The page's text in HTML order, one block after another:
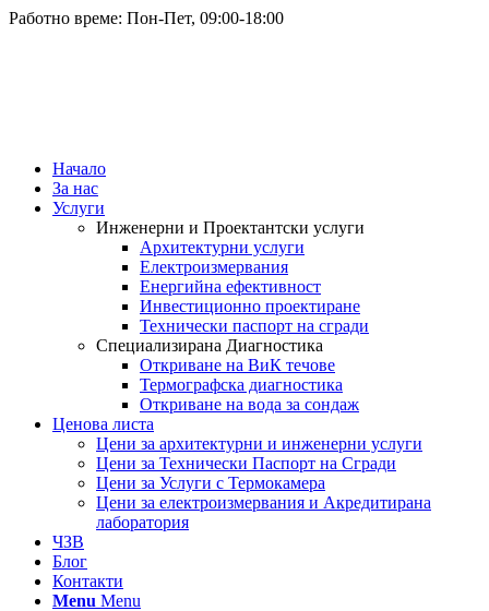
Работно време: Пон-Пет, 09:00-18:00
Начало
За нас
Услуги
Инженерни и Проектантски услуги
Архитектурни услуги
Електроизмервания
Енергийна ефективност
Инвестиционно проектиране
Технически паспорт на сгради
Специализирана Диагностика
Откриване на ВиК течове
Термографска диагностика
Откриване на вода за сондаж
Ценова листа
Цени за архитектурни и инженерни услуги
Цени за Технически Паспорт на Сгради
Цени за Услуги с Термокамера
Цени за електроизмервания и Акредитирана
лаборатория
ЧЗВ
Блог
Контакти
Menu Menu